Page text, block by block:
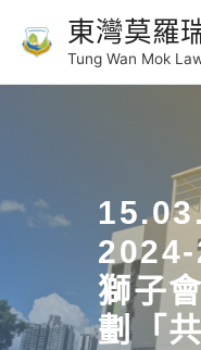
東灣莫羅
Tung Wan Mok
獅子
劃「